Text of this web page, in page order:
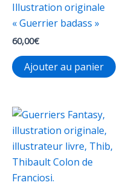
Illustration originale
« Guerrier badass »
60,00€
Ajouter au panier